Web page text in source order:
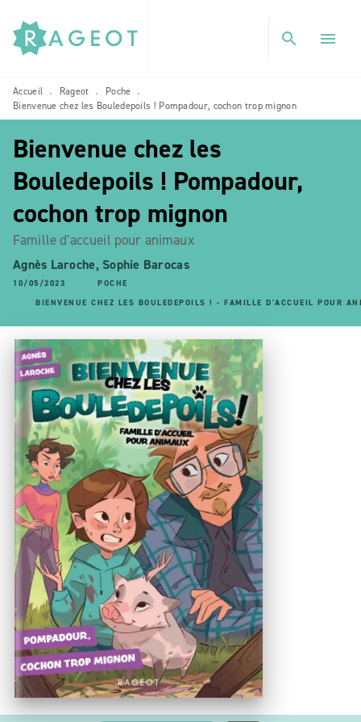
MENU RECHERCHE
PIED DE PAGE
search menu
Accueil • Rageot • Poche •
Bienvenue chez les Bouledepoils ! Pompadour, cochon trop mignon
Bienvenue chez les
Bouledepoils ! Pompadour,
cochon trop mignon
Famille d'accueil pour animaux
Agnès Laroche, Sophie Barocas
10/05/2023
POCHE
BIENVENUE CHEZ LES BOULEDEPOILS ! - FAMILLE D'ACCUEIL POUR